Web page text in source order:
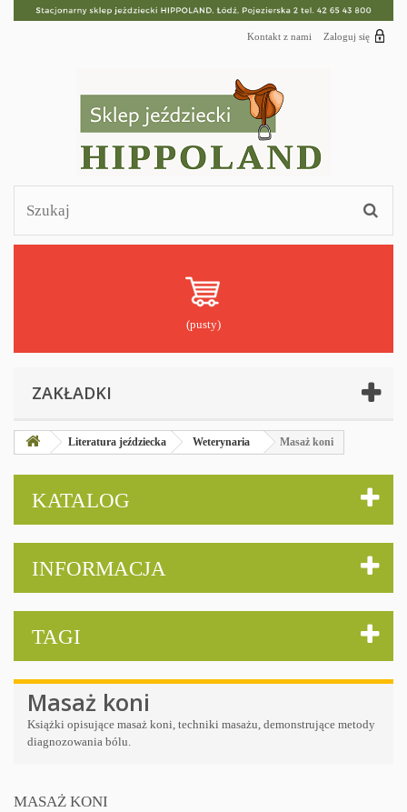
Zaloguj się
Kontakt z nami
(pusty)
ZAKŁADKI
Literatura jeździecka Weterynaria Masaż koni
KATALOG
INFORMACJA
TAGI
Masaż koni
Książki opisujące masaż koni, techniki masażu, demonstrujące metody
diagnozowania bólu.
MASAŻ KONI